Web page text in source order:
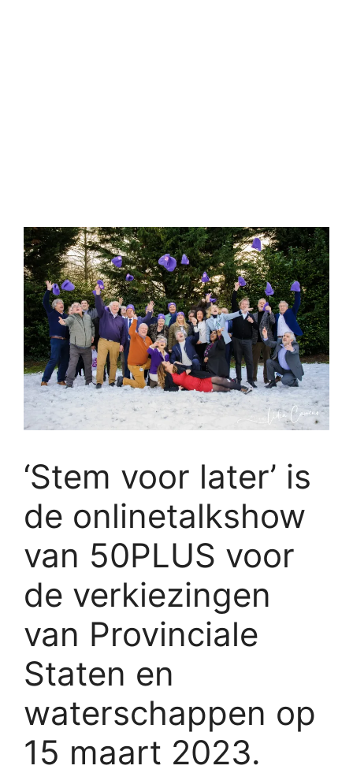
‘Stem voor later’ is
de onlinetalkshow
van 50PLUS voor
de verkiezingen
van Provinciale
Staten en
waterschappen op
15 maart 2023.